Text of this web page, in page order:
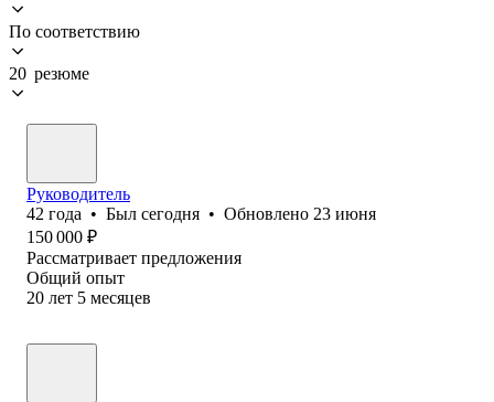
По соответствию
20 резюме
Руководитель
42 года • Был сегодня • Обновлено 23 июня
150 000 ₽
Рассматривает предложения
Общий опыт
20 лет 5 месяцев